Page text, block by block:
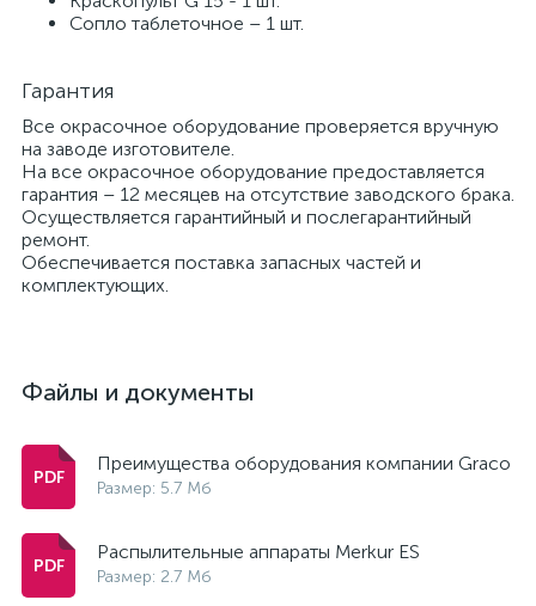
Сопло таблеточное – 1 шт.
Гарантия
Все окрасочное оборудование проверяется вручную
на заводе изготовителе.
На все окрасочное оборудование предоставляется
гарантия – 12 месяцев на отсутствие заводского брака.
Осуществляется гарантийный и послегарантийный
ремонт.
Обеспечивается поставка запасных частей и
комплектующих.
Файлы и документы
Преимущества оборудования компании Graco
Размер: 5.7 Мб
Распылительные аппараты Merkur ES
Размер: 2.7 Мб